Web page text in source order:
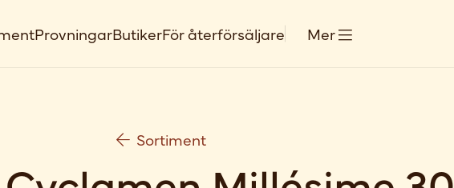
ProvningarButikerFör återförsäljare Mer
Sortiment